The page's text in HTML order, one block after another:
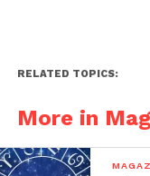
RELATED TOPICS:
More in